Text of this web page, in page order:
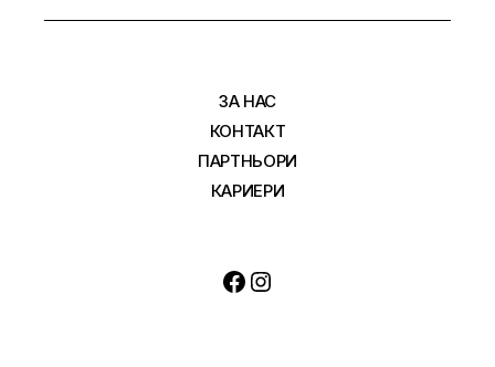
ЗА НАС
КОНТАКТ
ПАРТНЬОРИ
КАРИЕРИ
Facebook
Instagram